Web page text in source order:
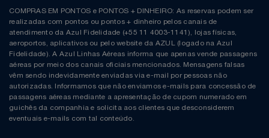
COMPRAS EM PONTOS e PONTOS + DINHEIRO: As reservas podem ser
realizadas com pontos ou pontos + dinheiro pelos canais de
atendimento da Azul Fidelidade (+55 11 4003-1141), lojas físicas,
aeroportos, aplicativos ou pelo website da AZUL (logado na Azul
Fidelidade). A Azul Linhas Aéreas informa que apenas vende passagens
aéreas por meio dos canais oficiais mencionados. Mensagens falsas
vêm sendo indevidamente enviadas via e-mail por pessoas não
autorizadas. Informamos que não enviamos e-mails para concessão de
passagens aéreas mediante a apresentação de cupom numerado em
guichês da companhia e solicita aos clientes que desconsiderem
eventuais e-mails com tal conteúdo.